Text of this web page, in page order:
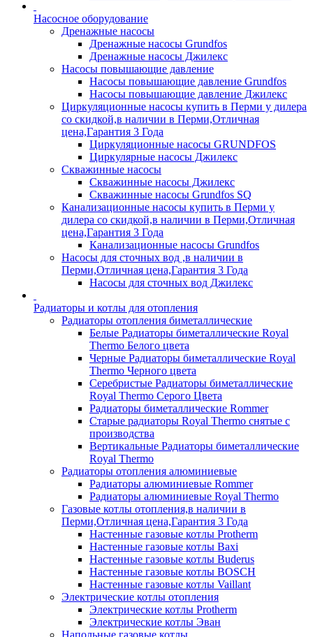
Насосное оборудование
Дренажные насосы
Дренажные насосы Grundfos
Дренажные насосы Джилекс
Насосы повышающие давление
Насосы повышающие давление Grundfos
Насосы повышающие давление Джилекс
Циркуляционные насосы купить в Перми у дилера
со скидкой,в наличии в Перми,Отличная
цена,Гарантия 3 Года
Циркуляционные насосы GRUNDFOS
Циркулярные насосы Джилекс
Скважинные насосы
Скважинные насосы Джилекс
Скважинные насосы Grundfos SQ
Канализационные насосы купить в Перми у
дилера со скидкой,в наличии в Перми,Отличная
цена,Гарантия 3 Года
Канализационные насосы Grundfos
Насосы для сточных вод ,в наличии в
Перми,Отличная цена,Гарантия 3 Года
Насосы для сточных вод Джилекс
Радиаторы и котлы для отопления
Радиаторы отопления биметаллические
Белые Радиаторы биметаллические Royal
Thermo Белого цвета
Черные Радиаторы биметаллические Royal
Thermo Черного цвета
Серебристые Радиаторы биметаллические
Royal Thermo Серого Цвета
Радиаторы биметаллические Rommer
Старые радиаторы Royal Thermo снятые с
производства
Вертикальные Радиаторы биметаллические
Royal Thermo
Радиаторы отопления алюминиевые
Радиаторы алюминиевые Rommer
Радиаторы алюминиевые Royal Thermo
Газовые котлы отопления,в наличии в
Перми,Отличная цена,Гарантия 3 Года
Настенные газовые котлы Protherm
Настенные газовые котлы Baxi
Настенные газовые котлы Buderus
Настенные газовые котлы BOSCH
Настенные газовые котлы Vaillant
Электрические котлы отопления
Электрические котлы Protherm
Электрические котлы Эван
Напольные газовые котлы